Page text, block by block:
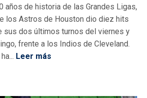
años de historia de las Grandes Ligas,
los Astros de Houston dio diez hits
sus dos últimos turnos del viernes y
frente a los Indios de Cleveland.
Leer más